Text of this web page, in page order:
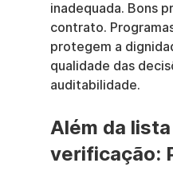
inadequada. Bons
contrato.
protegem a
qualidade das
auditabilidade.
Além da
verificação: